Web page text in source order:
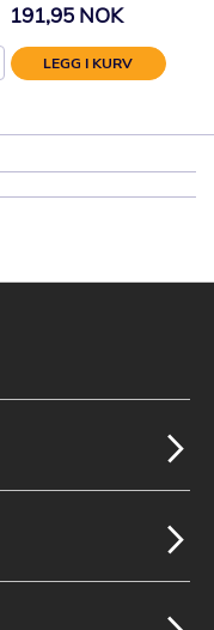
191,95 NOK
LEGG I KURV